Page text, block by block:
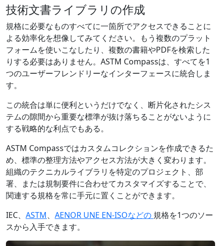
技術文書ライブラリの作成
規格に必要なものすべてに一箇所でアクセスできることに
よる効率化を想像してみてください。もう複数のプラット
フォームを使いこなしたり、複数の書籍やPDFを検索した
りする必要はありません。ASTM Compassは、すべてを1
つのユーザーフレンドリーなインターフェースに統合しま
す。
この統合は単に便利というだけでなく、断片化されたシス
テムの隙間から重要な標準が抜け落ちることがないように
する戦略的な利点でもある。
ASTM Compassではカスタムコレクションを作成できるた
め、標準の整理方法やアクセス方法が大きく変わります。
組織のテクニカルライブラリを特定のプロジェクト、部
署、または規制要件に合わせてカスタマイズすることで、
関連する規格を常に手元に置くことができます。
IEC、 ASTM、 AENOR UNE EN-ISOなどの 規格を1つのソー
スから入手できます。